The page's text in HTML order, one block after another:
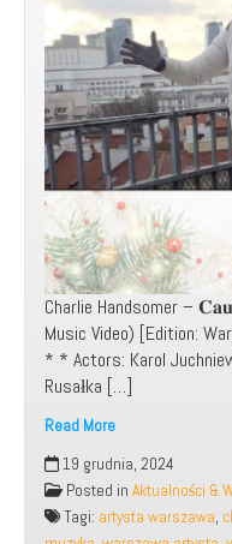
Charlie Handsomer –
Music Video) [Edition:
* * Actors: Karol
Rusałka […]
Read More
Charlie
Handsomer
–
19 grudnia, 2024
Posted in Aktualności &
Tagi: artysta warszawa,